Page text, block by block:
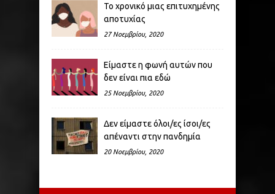
Το χρονικό μιας επιτυχημένης
αποτυχίας
27 Νοεμβρίου, 2020
Είμαστε η φωνή αυτών που
δεν είναι πια εδώ
25 Νοεμβρίου, 2020
Δεν είμαστε όλοι/ες ίσοι/ες
απέναντι στην πανδημία
20 Νοεμβρίου, 2020